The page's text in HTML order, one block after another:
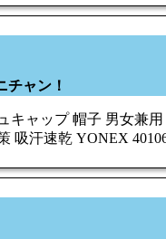
チャン！
キャップ 帽子 男女兼
吸汗速乾 YONEX